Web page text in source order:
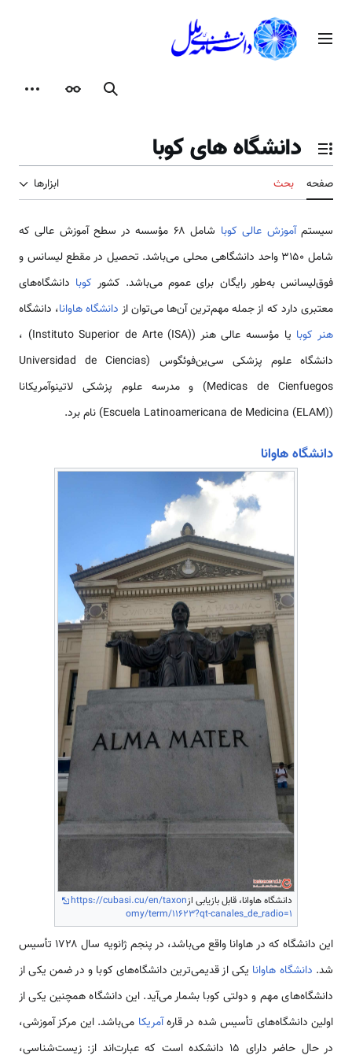
محتوامنوی اصلی
جستجوظاهر
تغییر وضعیت فهرست محتویات
دانشگاه های کوبا
صفحه بحث ابزارها
سیستمآموزش عالی کوبا
شامل ۶۸ مؤسسه در سطح آموزش عالی که
شامل ۳۱۵۰ واحد دانشگاهی محلی می‌باشد. تحصیل در مقطع لیسانس و
فوق‌لیسانس به‌طور رایگان برای عموم می‌باشد. کشور کوبا دانشگاه‌های
معتبری دارد که از جمله مهم‌ترین آن‌ها می‌توان از دانشگاه هاوانا، دانشگاه
هنر کوبا
یا مؤسسه عالی هنر (Instituto Superior de Arte (ISA)) ،
دانشگاه علوم پزشکی سی‌ین‌فوئگوس (Universidad de Ciencias
Medicas de Cienfuegos) و مدرسه علوم پزشکی لاتینوآمریکانا
(Escuela Latinoamericana de Medicina (ELAM)) نام برد.
دانشگاه هاوانا
دانشگاه هاوانا، قابل بازیابی ازhttps://cubasi.cu/en/taxon
omy/term/11623?qt-canales_de_radio=1
این دانشگاه که در هاوانا واقع می‌باشد، در پنجم ژانویه سال ۱۷۲۸ تأسیس
شد. دانشگاه هاوانا یکی از قدیمی‌ترین دانشگاه‌های کوبا و در ضمن یکی از
دانشگاه‌های مهم و دولتی کوبا بشمار می‌آید. این دانشگاه همچنین یکی از
اولین دانشگاه‌های تأسیس شده در قارهآمریکا می‌باشد. این مرکز آموزشی،
در حال حاضر دارای ۱۵ دانشکده است که عبارت‌اند از: زیست‌شناسی،